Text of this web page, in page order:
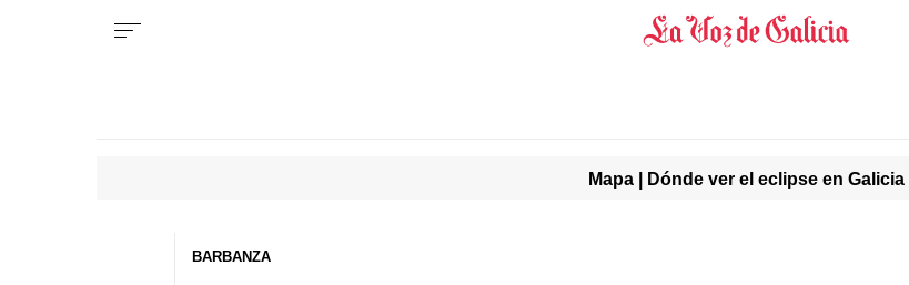
Mapa | Dónde ver el eclipse en Galicia
BARBANZA